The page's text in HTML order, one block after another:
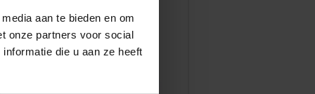
aan te bieden en om
onze partners voor social
die u aan ze heeft